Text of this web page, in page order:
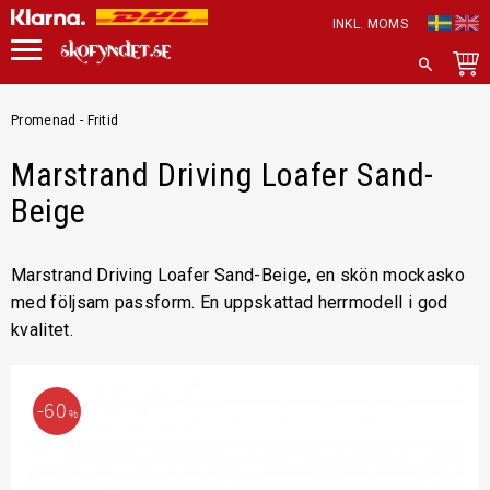
Meny
INKL. MOMS
SÖK
Promenad - Fritid
Marstrand Driving Loafer Sand-
Beige
Marstrand Driving Loafer Sand-Beige, en skön mockasko
med följsam passform. En uppskattad herrmodell i god
kvalitet.
60 %